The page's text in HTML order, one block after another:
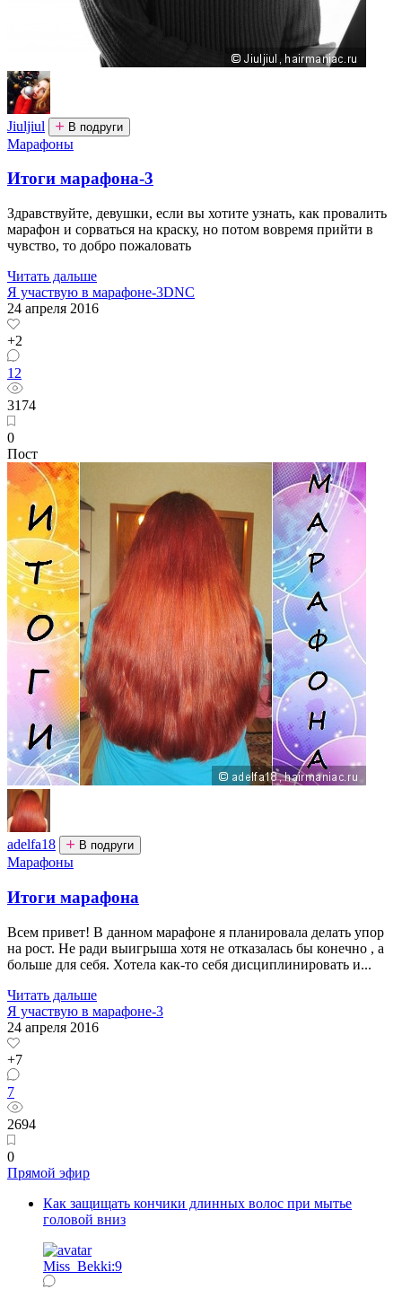
Jiuljiul В подруги
Марафоны
Итоги марафона-3
Здравствуйте, девушки, если вы хотите узнать, как провалить
марафон и сорваться на краску, но потом вовремя прийти в
чувство, то добро пожаловать
Читать дальше
Я участвую в марафоне-3DNC
24 апреля 2016
+2
12
3174
0
Пост
adelfa18 В подруги
Марафоны
Итоги марафона
Всем привет! В данном марафоне я планировала делать упор
на рост. Не ради выигрыша хотя не отказалась бы конечно , а
больше для себя. Хотела как-то себя дисциплинировать и...
Читать дальше
Я участвую в марафоне-3
24 апреля 2016
+7
7
2694
0
Прямой эфир
Как защищать кончики длинных волос при мытье
головой вниз
Miss_Bekki:9